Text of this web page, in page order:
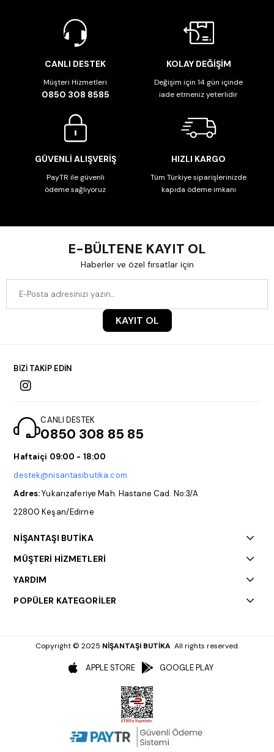
CANLI DESTEK
Müşteri Hizmetleri
0850 308 8585
KOLAY DEĞİŞİM
Değişim için 14 gün içinde
iade etmeniz yeterlidir
GÜVENLİ ALIŞVERİŞ
PayTR ile güvenli
ödeme sağlıyoruz
HIZLI KARGO
Tüm Türkiye siparişlerinizde
kapıda ödeme imkanı
E-BÜLTENE KAYIT OL
Haberler ve özel fırsatlar için
KAYIT OL
BİZİ TAKİP EDİN
CANLI DESTEK
0850 308 85 85
Haftaiçi 09:00 - 18:00
destek@nisantasibutika.com
Adres:Yukarızaferiye Mah. Hastane Cad. No:3/A
22800 Keşan/Edirne
NİŞANTAŞI BUTİKA
MÜŞTERİ HİZMETLERİ
YARDIM
POPÜLER KATEGORİLER
Copyright © 2025 NİŞANTAŞI BUTİKA All rights reserved.
APPLE STORE GOOGLE PLAY